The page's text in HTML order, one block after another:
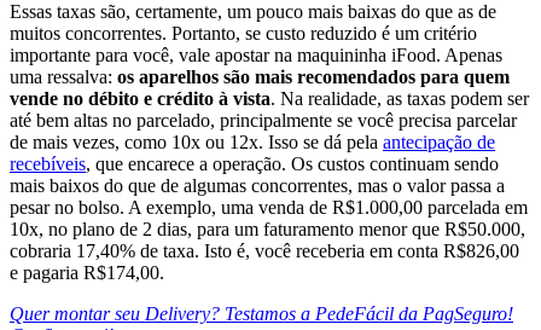
Essas taxas são, certamente, um pouco mais baixas do que as de
muitos concorrentes. Portanto, se custo reduzido é um critério
importante para você, vale apostar na maquininha iFood. Apenas
uma ressalva: os aparelhos são mais recomendados para quem
vende no débito e crédito à vista. Na realidade, as taxas podem ser
até bem altas no parcelado, principalmente se você precisa parcelar
de mais vezes, como 10x ou 12x. Isso se dá pela antecipação de
recebíveis, que encarece a operação. Os custos continuam sendo
mais baixos do que de algumas concorrentes, mas o valor passa a
pesar no bolso. A exemplo, uma venda de R$1.000,00 parcelada em
10x, no plano de 2 dias, para um faturamento menor que R$50.000,
cobraria 17,40% de taxa. Isto é, você receberia em conta R$826,00
e pagaria R$174,00.
Quer montar seu Delivery? Testamos a PedeFácil da PagSeguro!